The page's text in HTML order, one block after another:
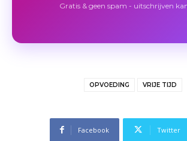
Gratis & geen spam - uitschrijven
OPVOEDING VRIJE TIJD
Facebook Twitter